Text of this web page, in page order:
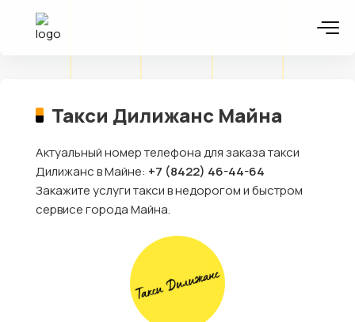
Такси Дилижанс Майна
Актуальный номер телефона для заказа такси
Дилижанс в Майне: +7 (8422) 46-44-64
Закажите услуги такси в недорогом и быстром
сервисе города Майна.